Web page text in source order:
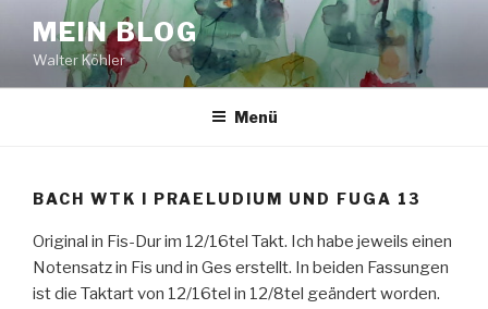
Inhalt
springen
MEIN BLOG
Walter Köhler
Menü
BACH WTK I PRAELUDIUM UND FUGA 13
Original in Fis-Dur im 12/16tel Takt. Ich habe jeweils einen
Notensatz in Fis und in Ges erstellt. In beiden Fassungen
ist die Taktart von 12/16tel in 12/8tel geändert worden.